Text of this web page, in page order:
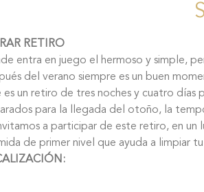
RETIRO
entra en juego el hermoso y simple,
del verano siempre es un buen
para la llegada del otoño, la
de primer nivel que ayuda a limpiar